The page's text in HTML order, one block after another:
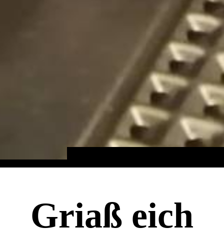
Griaß eich